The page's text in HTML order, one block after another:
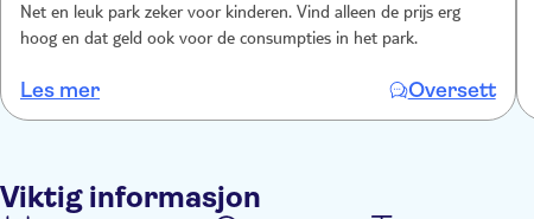
Net en leuk park zeker voor kinderen. Vind alleen de prijs erg
hoog en dat geld ook voor de consumpties in het park.
Les mer Oversett
Viktig informasjon